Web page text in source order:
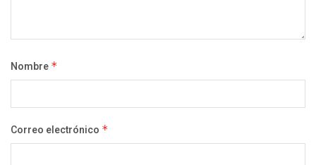
Nombre *
Correo electrónico *